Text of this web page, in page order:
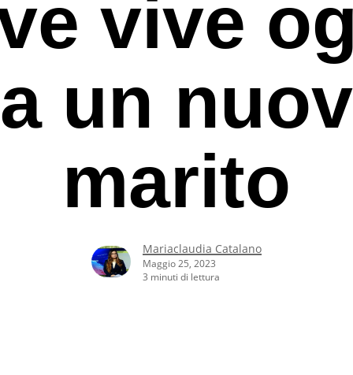
vive
un
marito
Mariaclaudia Catalano
Maggio 25, 2023
3 minuti di lettura